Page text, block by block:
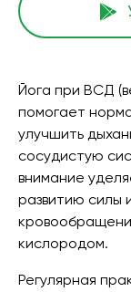
Йога при ВСД
помогает
улучшить
сосудистую
внимание
развитию силы
кислородом.
Регулярная